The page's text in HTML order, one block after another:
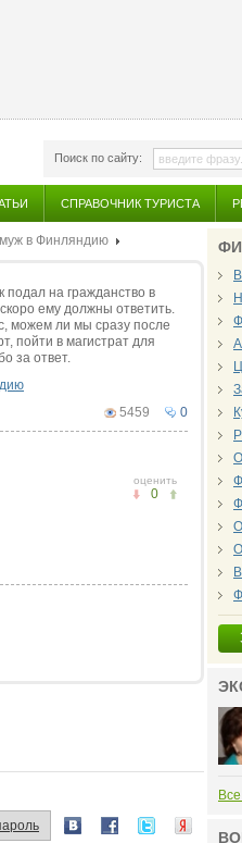
Поиск по сайту:
СПРАВОЧНИК ТУРИСТА
в Финляндию
подал на гражданство в
ему должны ответить.
можем ли мы сразу после
пойти в магистрат для
за ответ.
0
5459
оценить
0